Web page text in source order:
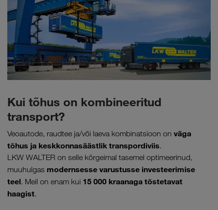
Kui tõhus on kombineeritud
transport?
Veoautode, raudtee ja/või laeva kombinatsioon on väga
tõhus ja keskkonnasäästlik transpordiviis.
LKW WALTER on selle kõrgeimal tasemel optimeerinud,
muuhulgas modernsesse varustusse investeerimise
teel. Meil on enam kui 15 000 kraanaga tõstetavat
haagist.